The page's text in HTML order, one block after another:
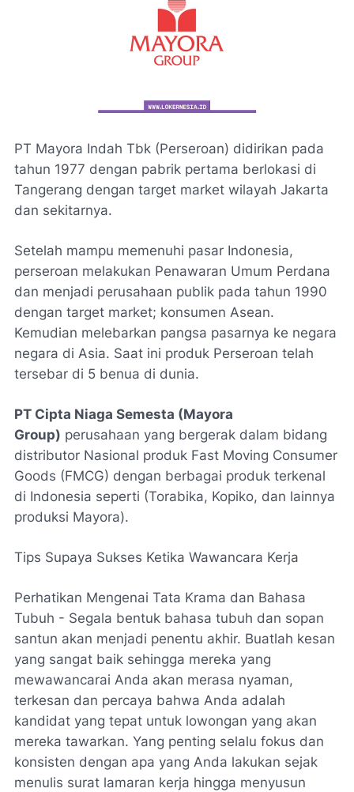
PT Mayora Indah Tbk (Perseroan) didirikan pada
tahun 1977 dengan pabrik pertama berlokasi di
Tangerang dengan target market wilayah Jakarta
dan sekitarnya.
Setelah mampu memenuhi pasar Indonesia,
perseroan melakukan Penawaran Umum Perdana
dan menjadi perusahaan publik pada tahun 1990
dengan target market; konsumen Asean.
Kemudian melebarkan pangsa pasarnya ke negara
negara di Asia. Saat ini produk Perseroan telah
tersebar di 5 benua di dunia.
PT Cipta Niaga Semesta (Mayora
Group) perusahaan yang bergerak dalam bidang
distributor Nasional produk Fast Moving Consumer
Goods (FMCG) dengan berbagai produk terkenal
di Indonesia seperti (Torabika, Kopiko, dan lainnya
produksi Mayora).
Tips Supaya Sukses Ketika Wawancara Kerja
Perhatikan Mengenai Tata Krama dan Bahasa
Tubuh - Segala bentuk bahasa tubuh dan sopan
santun akan menjadi penentu akhir. Buatlah kesan
yang sangat baik sehingga mereka yang
mewawancarai Anda akan merasa nyaman,
terkesan dan percaya bahwa Anda adalah
kandidat yang tepat untuk lowongan yang akan
mereka tawarkan. Yang penting selalu fokus dan
konsisten dengan apa yang Anda lakukan sejak
menulis surat lamaran kerja hingga menyusun